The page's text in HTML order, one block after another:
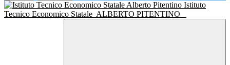
Istituto
Tecnico Economico Statale ALBERTO PITENTINO